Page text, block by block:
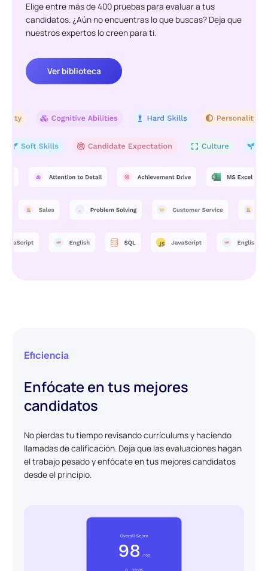
Elige entre más de 400 pruebas para evaluar a tus
candidatos. ¿Aún no encuentras lo que buscas? Deja que
nuestros expertos lo creen para ti.
Ver biblioteca
Eficiencia
Enfócate en tus mejores
candidatos
No pierdas tu tiempo revisando currículums y haciendo
llamadas de calificación. Deja que las evaluaciones hagan
el trabajo pesado y enfócate en tus mejores candidatos
desde el principio.